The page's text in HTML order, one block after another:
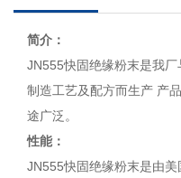
简介：
JN555快固绝缘粉末是我
制造工艺及配方而生产 产
途广泛。
性能：
JN555快固绝缘粉末是由